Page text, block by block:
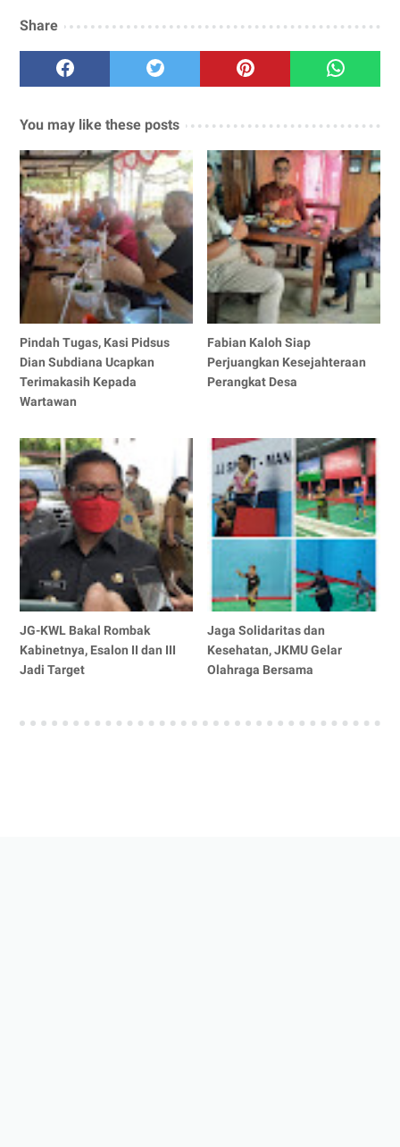
Share
You may like these posts
Pindah Tugas, Kasi Pidsus
Dian Subdiana Ucapkan
Terimakasih Kepada
Wartawan
Fabian Kaloh Siap
Perjuangkan Kesejahteraan
Perangkat Desa
JG-KWL Bakal Rombak
Kabinetnya, Esalon II dan III
Jadi Target
Jaga Solidaritas dan
Kesehatan, JKMU Gelar
Olahraga Bersama